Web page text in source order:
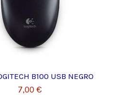
B100 USB NEGRO
7,00 €